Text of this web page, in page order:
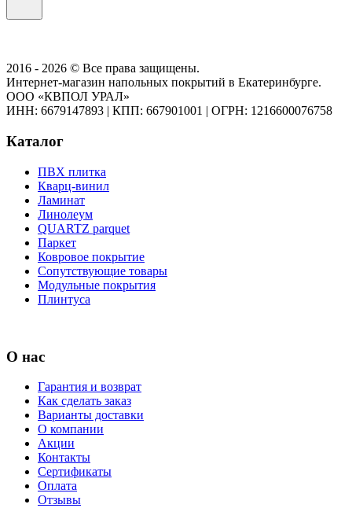
2016 - 2026 © Все права защищены.
Интернет-магазин напольных покрытий в Екатеринбурге.
ООО «КВПОЛ УРАЛ»
ИНН: 6679147893
КПП: 667901001 ОГРН: 1216600076758
Каталог
ПВХ плитка
Кварц-винил
Ламинат
Линолеум
QUARTZ parquet
Паркет
Ковровое покрытие
Сопутствующие товары
Модульные покрытия
Плинтуса
О нас
Гарантия и возврат
Как сделать заказ
Варианты доставки
О компании
Акции
Контакты
Сертификаты
Оплата
Отзывы